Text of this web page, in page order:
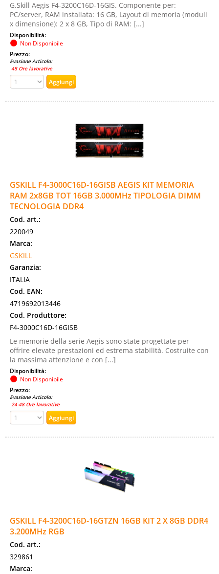
G.Skill Aegis F4-3200C16D-16GIS. Componente per:
PC/server, RAM installata: 16 GB, Layout di memoria (moduli
x dimensione): 2 x 8 GB, Tipo di RAM: [...]
Disponibilità:
Non Disponibile
Prezzo:
Evasione Articolo:
48 Ore lavorative
GSKILL F4-3000C16D-16GISB AEGIS KIT MEMORIA
RAM 2x8GB TOT 16GB 3.000MHz TIPOLOGIA DIMM
TECNOLOGIA DDR4
Cod. art.:
220049
Marca:
GSKILL
Garanzia:
ITALIA
Cod. EAN:
4719692013446
Cod. Produttore:
F4-3000C16D-16GISB
Le memorie della serie Aegis sono state progettate per
offrire elevate prestazioni ed estrema stabilità. Costruite con
la massima attenzione e con [...]
Disponibilità:
Non Disponibile
Prezzo:
Evasione Articolo:
24-48 Ore lavorative
GSKILL F4-3200C16D-16GTZN 16GB KIT 2 X 8GB DDR4
3.200MHz RGB
Cod. art.:
329861
Marca: